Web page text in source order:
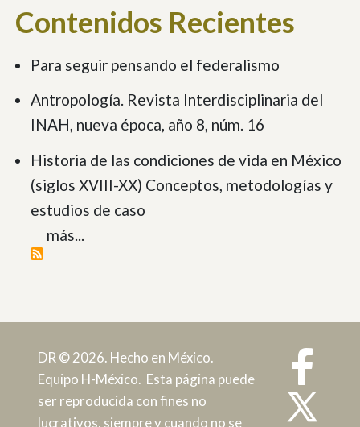
Contenidos Recientes
Para seguir pensando el federalismo
Antropología. Revista Interdisciplinaria del
INAH, nueva época, año 8, núm. 16
Historia de las condiciones de vida en México
(siglos XVIII-XX) Conceptos, metodologías y
estudios de caso
más...
DR © 2026. Hecho en México.
Equipo H-México. Esta página puede
ser reproducida con fines no
lucrativos, siempre y cuando no se